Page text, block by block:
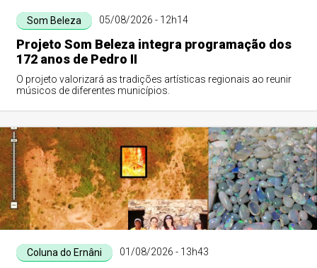
Som Beleza 05/08/2026 - 12h14
Projeto Som Beleza integra programação dos
172 anos de Pedro II
O projeto valorizará as tradições artísticas regionais ao reunir
músicos de diferentes municípios.
Coluna do Ernâni 01/08/2026 - 13h43